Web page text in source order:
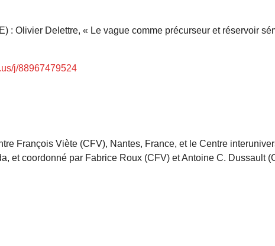
: Olivier Delettre, « Le vague comme précurseur et réservoir
j/88967479524
François Viète (CFV), Nantes, France, et le Centre
et coordonné par Fabrice Roux (CFV) et Antoine C. Dussault